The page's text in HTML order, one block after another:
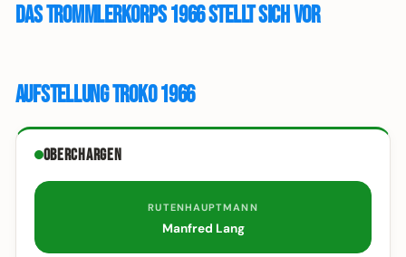
Das Trommlerkorps 1966 stellt sich vor
Aufstellung Troko 1966
Oberchargen
RUTENHAUPTMANN
Manfred Lang